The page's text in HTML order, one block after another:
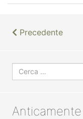
Precedente